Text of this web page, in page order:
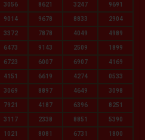
3056 8621 3247 9691
9014 9678 8833 2904
3372 7878 4049 4989
6473 9143 2509 1899
6723 6007 6907 4169
4151 6619 4274 0533
3069 8897 4649 3098
7921 4187 6396 8251
3117 2338 8851 5390
1021 8081 6731 1800